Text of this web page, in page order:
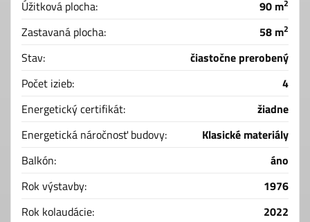
Úžitková plocha:
90 m2
Zastavaná plocha: 58 m2
Stav:
čiastočne prerobený
Počet izieb:
4
Energetický certifikát:
žiadne
Energetická náročnosť budovy:
Klasické materiály
Balkón:
áno
Rok výstavby:
1976
Rok kolaudácie:
2022